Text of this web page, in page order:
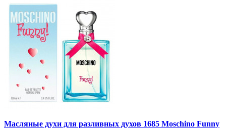
Масляные духи для разливных духов 1685 Moschino Funny